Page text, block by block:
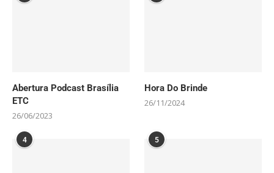
Abertura Podcast Brasília
ETC
26/06/2023
Hora Do Brinde
26/11/2024
4 5